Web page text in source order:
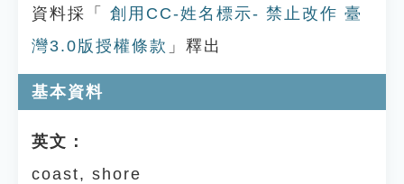
資料採「
創用CC-姓名標示- 禁止改作 臺
灣3.0版授權條款 」釋出
基本資料
英文：
coast, shore